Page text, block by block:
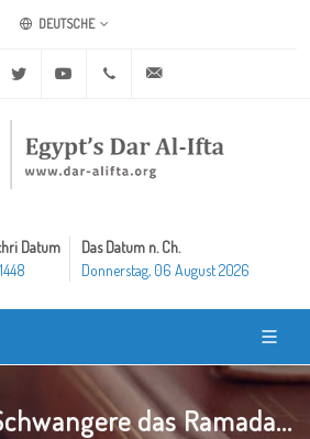
DEUTSCHE
Facebook Twitter Youtube +20 2 25970400
Datum
Das Datum n. Ch.
Donnerstag, 06 August 2026
das Ramada...